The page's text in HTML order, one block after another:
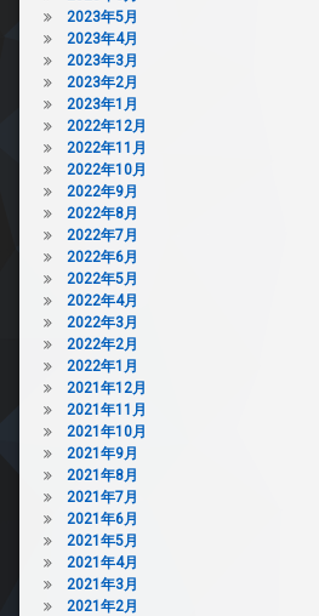
2023年5月
2023年4月
2023年3月
2023年2月
2023年1月
2022年12月
2022年11月
2022年10月
2022年9月
2022年8月
2022年7月
2022年6月
2022年5月
2022年4月
2022年3月
2022年2月
2022年1月
2021年12月
2021年11月
2021年10月
2021年9月
2021年8月
2021年7月
2021年6月
2021年5月
2021年4月
2021年3月
2021年2月